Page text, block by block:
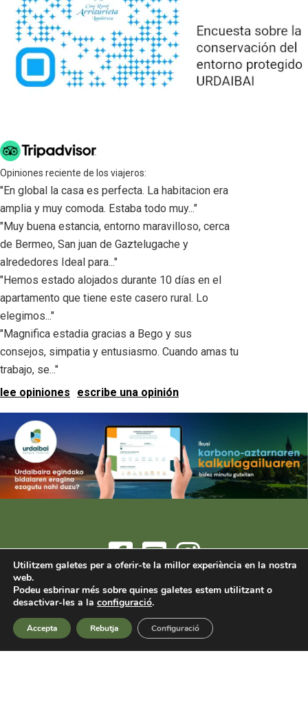
Opiniones reciente de los viajeros:
"En global la casa es perfecta. La habitacion era
amplia y muy comoda. Estaba todo muy..."
"Muy buena estancia, entorno maravilloso, cerca
de Bermeo, San juan de Gaztelugache y
alrededores Ideal para..."
"Hemos estado alojados durante 10 días en el
apartamento que tiene este casero rural. Lo
elegimos..."
"Magnifica estadia gracias a Bego y sus
consejos, simpatia y entusiasmo. Cuando amas tu
trabajo, se..."
lee opiniones
escribe una opinión
Informació i reserves:info@arrizurieta.esor(+34) 607 482700
Mañu Auzoa 43 - 48370 Bermeo (Bizkaia)
Tots els preus tenen IVA inclòs.
© 2025 Arrizurieta Landetxea. Nº de registre turístic: XBI00072
Utilitzem galetes per a oferir-te la millor experiència en la nostra
web.
Podeu esbrinar més sobre quines galetes estem utilitzant o
desactivar-les a la configuració.
Accepta Rebutja Configuració